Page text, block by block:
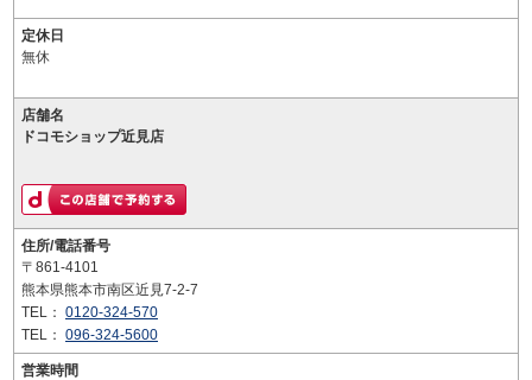
定休日
無休
店舗名
ドコモショップ近見店
住所/電話番号
〒861-4101
熊本県熊本市南区近見7-2-7
TEL： 0120-324-570
TEL： 096-324-5600
営業時間